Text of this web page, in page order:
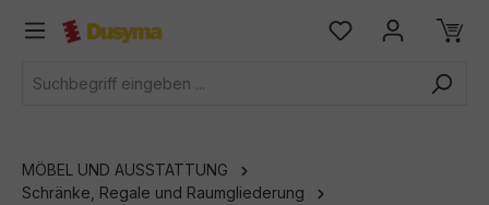
springen
MÖBEL UND AUSSTATTUNG
Schränke, Regale und Raumgliederung